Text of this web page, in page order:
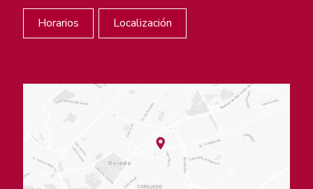
Horarios Localización